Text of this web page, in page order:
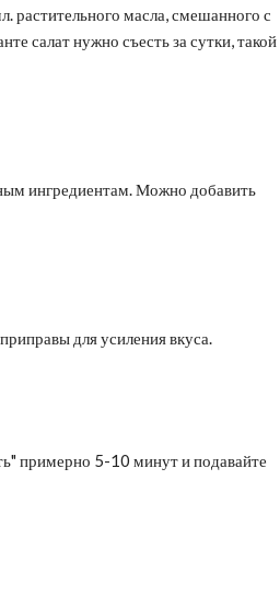
масла, смешанного с
салат нужно съесть за сутки, такой
ингредиентам. Можно добавить
для усиления вкуса.
примерно 5-10 минут и подавайте